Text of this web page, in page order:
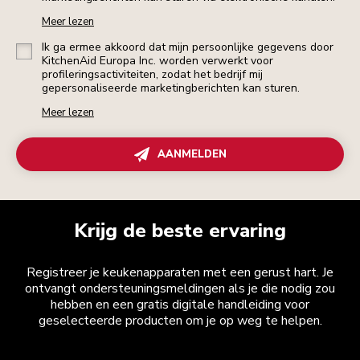
Meer lezen
Ik ga ermee akkoord dat mijn persoonlijke gegevens door
KitchenAid Europa Inc. worden verwerkt voor
profileringsactiviteiten, zodat het bedrijf mij
gepersonaliseerde marketingberichten kan sturen.
Meer lezen
AANMELDEN
Krijg de beste ervaring
Registreer je keukenapparaten met een gerust hart. Je
ontvangt ondersteuningsmeldingen als je die nodig zou
hebben en een gratis digitale handleiding voor
geselecteerde producten om je op weg te helpen.